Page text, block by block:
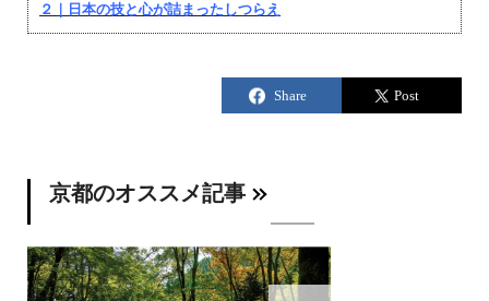
２｜日本の技と心が詰まったしつらえ
京都のオススメ記事